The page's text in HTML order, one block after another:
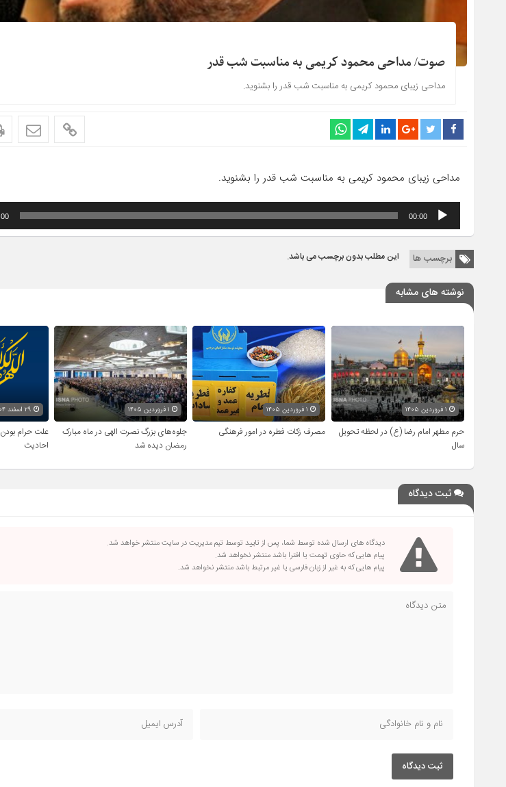
صوت/ مداحی محمود کریمی به مناسبت شب قدر
مداحی زیبای محمود کریمی به مناسبت شب قدر را بشنوید.
مداحی زیبای محمود کریمی به مناسبت شب قدر را بشنوید.
پخش‌کننده
صوت
00:00
برچسب ها این مطلب بدون برچسب می باشد.
نوشته های مشابه
حرم مطهر امام رضا (ع) در لحظه تحویل
سال
۱ فروردین ۱۴۰۵
مصرف زکات فطره در امور فرهنگی
جلوه‌های بزرگ نصرت الهی در ماه مبارک
رمضان دیده شد
علت حرام
احادیث
ثبت دیدگاه
دیدگاه های ارسال شده توسط شما، پس از تایید توسط تیم مدیریت در سایت منتشر خواهد شد.
پیام هایی که حاوی تهمت یا افترا باشد منتشر نخواهد شد.
پیام هایی که به غیر از زبان فارسی یا غیر مرتبط باشد منتشر نخواهد شد.
ثبت دیدگاه